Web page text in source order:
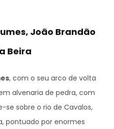
João Brandão
Beira
, com o seu arco de volta
alvenaria de pedra, com
se sobre o rio de Cavalos,
pontuado por enormes